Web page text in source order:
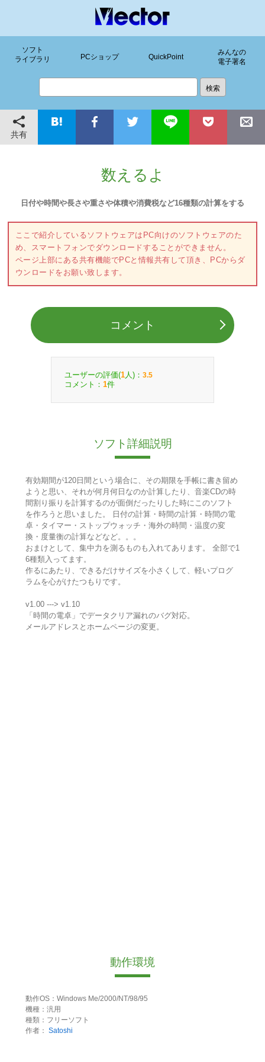
ソフト
ライブラリ
PCショップ QuickPoint
みんなの
電子署名
共有
数えるよ
日付や時間や長さや重さや体積や消費税など16種類の計算をする
ここで紹介しているソフトウェアはPC向けのソフトウェアのた
め、スマートフォンでダウンロードすることができません。
ページ上部にある共有機能でPCと情報共有して頂き、PCからダ
ウンロードをお願い致します。
コメント
ユーザーの評価(1 人)： 3.5
コメント： 1件
ソフト詳細説明
有効期間が120日間という場合に、その期限を手帳に書き留め
ようと思い、それが何月何日なのか計算したり、音楽CDの時
間割り振りを計算するのが面倒だったりした時にこのソフト
を作ろうと思いました。 日付の計算・時間の計算・時間の電
卓・タイマー・ストップウォッチ・海外の時間・温度の変
換・度量衡の計算などなど。。。
おまけとして、集中力を測るものも入れてあります。 全部で1
6種類入ってます。
作るにあたり、できるだけサイズを小さくして、軽いプログ
ラムを心がけたつもりです。
v1.00 ---> v1.10
「時間の電卓」でデータクリア漏れのバグ対応。
メールアドレスとホームページの変更。
動作環境
動作OS：Windows Me/2000/NT/98/95
機種：汎用
種類：フリーソフト
作者： Satoshi